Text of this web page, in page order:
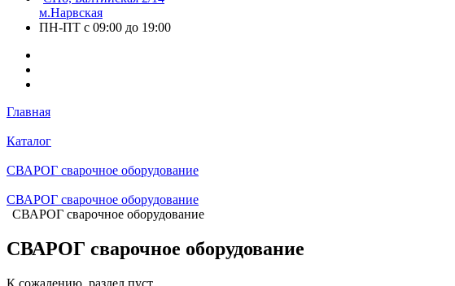
м.Нарвская
ПН-ПТ с 09:00 до 19:00
Главная
Каталог
СВАРОГ сварочное оборудование
СВАРОГ сварочное оборудование
СВАРОГ сварочное оборудование
СВАРОГ сварочное оборудование
К сожалению, раздел пуст